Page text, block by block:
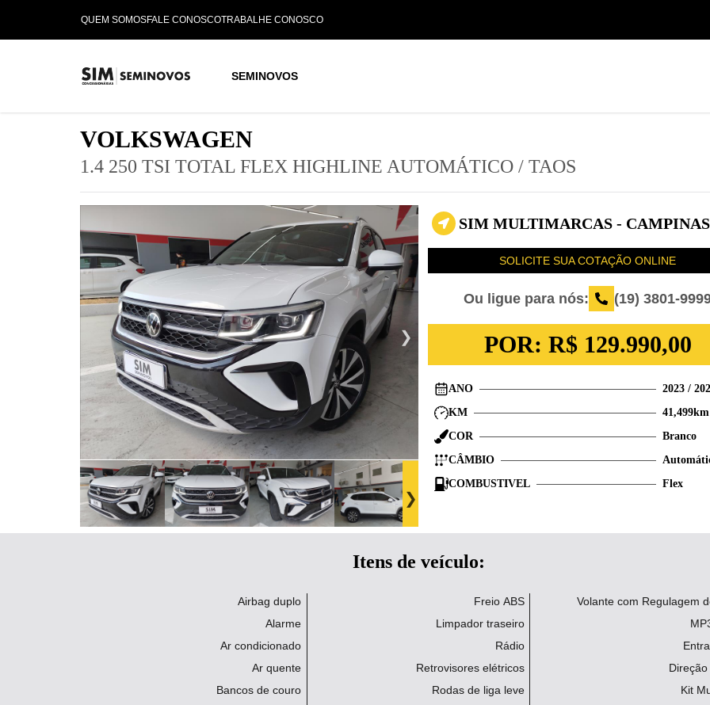
QUEM SOMOSFALE CONOSCOTRABALHE CONOSCO
SEMINOVOS
VOLKSWAGEN
1.4 250 TSI TOTAL FLEX HIGHLINE AUTOMÁTICO/ TAOS
SIM MULTIMARCAS -
SOLICITE SUA COTAÇÃO ONLINE
Ou ligue para nós: (19) 3801-
POR: R$ 129.990,00
ANO 2023/
KM
41,499km
COR
Branco
CÂMBIO
COMBUSTIVEL
Flex
Itens de veículo:
Airbag duplo
Alarme
Ar condicionado
Ar quente
Bancos de couro
Freio ABS
Limpador traseiro
Rádio
Retrovisores elétricos
Rodas de liga leve
Volante com Regulagem
Kit